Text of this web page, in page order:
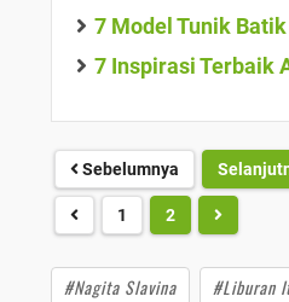
7 Model Tunik
7 Inspirasi Terbaik
Sebelumnya
1 2
#Nagita Slavina #Liburan